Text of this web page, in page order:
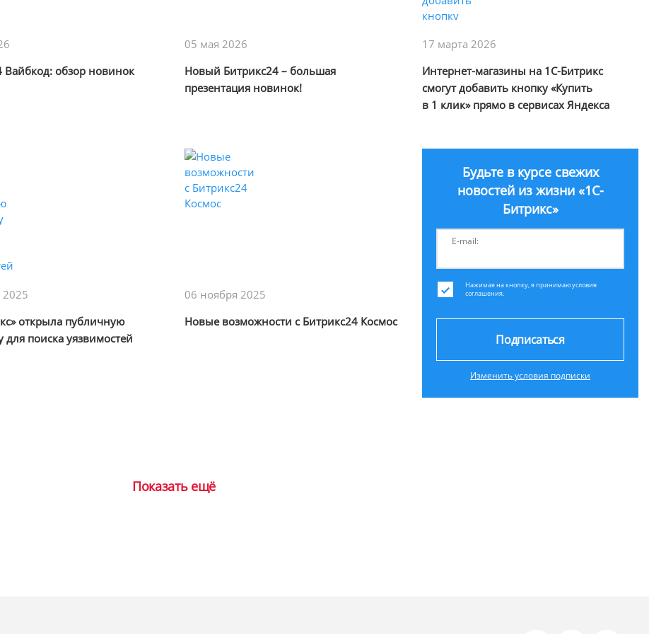
или войдите с помощью
Вайбкод: обзор новинок
05 мая 2026
Новый Битрикс24 – большая
презентация новинок!
17 марта 2026
Интернет-магазины на 1С-Битрикс
смогут добавить кнопку «Купить
в 1 клик» прямо в сервисах Яндекса
2025
открыла публичную
для поиска уязвимостей
06 ноября 2025
Новые возможности с Битрикс24 Космос
Будьте в курсе свежих
новостей из жизни «1С-
Битрикс»
E-mail:
Нажимая на кнопку, я принимаю условия
соглашения.
Подписаться
Изменить условия подписки
Показать ещё